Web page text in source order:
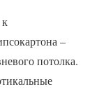
–
потолка.